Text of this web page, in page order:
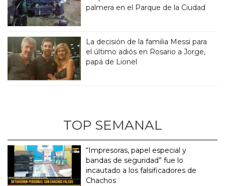
palmera en el Parque de la Ciudad
La decisión de la familia Messi para
el último adiós en Rosario a Jorge,
papá de Lionel
TOP SEMANAL
“Impresoras, papel especial y
bandas de seguridad” fue lo
incautado a los falsificadores de
Chachos